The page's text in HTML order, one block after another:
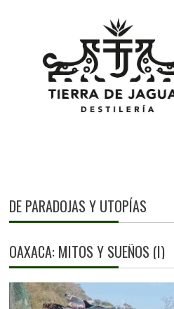
DE PARADOJAS Y UTOPÍAS
OAXACA: MITOS Y SUEÑOS (I)